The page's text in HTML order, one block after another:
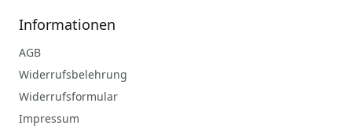
Informationen
AGB
Widerrufsbelehrung
Widerrufsformular
Impressum